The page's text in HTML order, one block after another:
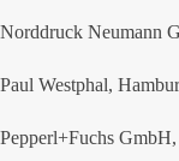
Norddruck Neumann
Paul Westphal,
Pepperl+Fuchs